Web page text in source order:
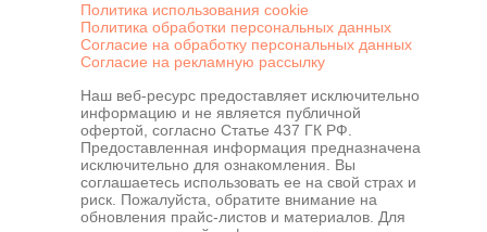
Политика использования cookie
Политика обработки персональных данных
Согласие на обработку персональных данных
Согласие на рекламную рассылку
Наш веб-ресурс предоставляет исключительно
информацию и не является публичной
офертой, согласно Статье 437 ГК РФ.
Предоставленная информация предназначена
исключительно для ознакомления. Вы
соглашаетесь использовать ее на свой страх и
риск. Пожалуйста, обратите внимание на
обновления прайс-листов и материалов. Для